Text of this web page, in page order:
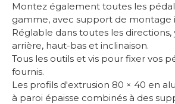
Montez également toutes les
gamme, avec support de montage
Réglable dans toutes les
arrière, haut-bas et inclinaison.
Tous les outils et vis pour fixer vos
fournis.
Les profils d'extrusion 80 × 40 en
à paroi épaisse combinés à des